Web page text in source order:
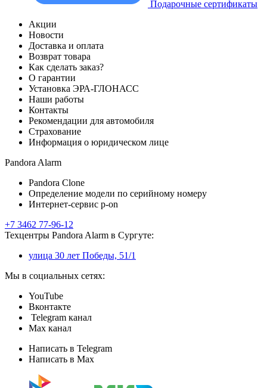
Подарочные сертификаты
Акции
Новости
Доставка и оплата
Возврат товара
Как сделать заказ?
О гарантии
Установка ЭРА-ГЛОНАСС
Наши работы
Контакты
Рекомендации для автомобиля
Страхование
Информация о юридическом лице
Pandora Alarm
Pandora Clone
Определение модели по серийному номеру
Интернет-сервис p-on
+7 3462 77-96-12
Техцентры Pandora Alarm в Сургуте:
улица 30 лет Победы, 51/1
Мы в социальных сетях:
YouTube
Вконтакте
Telegram канал
Max канал
Написать в Telegram
Написать в Max